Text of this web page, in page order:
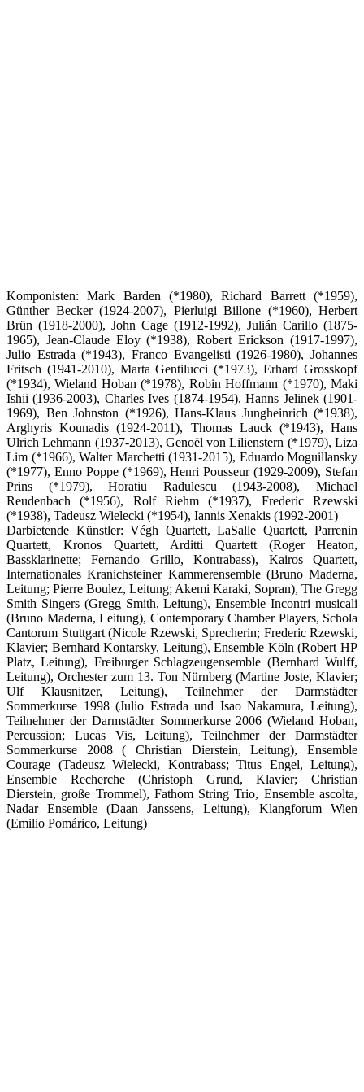
Komponisten: Mark Barden (*1980), Richard Barrett (*1959),
Günther Becker (1924-2007), Pierluigi Billone (*1960), Herbert
Brün (1918-2000), John Cage (1912-1992), Julián Carillo (1875-
1965), Jean-Claude Eloy (*1938), Robert Erickson (1917-1997),
Julio Estrada (*1943), Franco Evangelisti (1926-1980), Johannes
Fritsch (1941-2010), Marta Gentilucci (*1973), Erhard Grosskopf
(*1934), Wieland Hoban (*1978), Robin Hoffmann (*1970), Maki
Ishii (1936-2003), Charles Ives (1874-1954), Hanns Jelinek (1901-
1969), Ben Johnston (*1926), Hans-Klaus Jungheinrich (*1938),
Arghyris Kounadis (1924-2011), Thomas Lauck (*1943), Hans
Ulrich Lehmann (1937-2013), Genoël von Lilienstern (*1979), Liza
Lim (*1966), Walter Marchetti (1931-2015), Eduardo Moguillansky
(*1977), Enno Poppe (*1969), Henri Pousseur (1929-2009), Stefan
Prins (*1979), Horatiu Radulescu (1943-2008), Michael
Reudenbach (*1956), Rolf Riehm (*1937), Frederic Rzewski
(*1938), Tadeusz Wielecki (*1954), Iannis Xenakis (1992-2001)
Darbietende Künstler: Végh Quartett, LaSalle Quartett, Parrenin
Quartett, Kronos Quartett, Arditti Quartett (Roger Heaton,
Bassklarinette; Fernando Grillo, Kontrabass), Kairos Quartett,
Internationales Kranichsteiner Kammerensemble (Bruno Maderna,
Leitung; Pierre Boulez, Leitung; Akemi Karaki, Sopran), The Gregg
Smith Singers (Gregg Smith, Leitung), Ensemble Incontri musicali
(Bruno Maderna, Leitung), Contemporary Chamber Players, Schola
Cantorum Stuttgart (Nicole Rzewski, Sprecherin; Frederic Rzewski,
Klavier; Bernhard Kontarsky, Leitung), Ensemble Köln (Robert HP
Platz, Leitung), Freiburger Schlagzeugensemble (Bernhard Wulff,
Leitung), Orchester zum 13. Ton Nürnberg (Martine Joste, Klavier;
Ulf Klausnitzer, Leitung), Teilnehmer der Darmstädter
Sommerkurse 1998 (Julio Estrada und Isao Nakamura, Leitung),
Teilnehmer der Darmstädter Sommerkurse 2006 (Wieland Hoban,
Percussion; Lucas Vis, Leitung), Teilnehmer der Darmstädter
Sommerkurse 2008 ( Christian Dierstein, Leitung), Ensemble
Courage (Tadeusz Wielecki, Kontrabass; Titus Engel, Leitung),
Ensemble Recherche (Christoph Grund, Klavier; Christian
Dierstein, große Trommel), Fathom String Trio, Ensemble ascolta,
Nadar Ensemble (Daan Janssens, Leitung), Klangforum Wien
(Emilio Pomárico, Leitung)